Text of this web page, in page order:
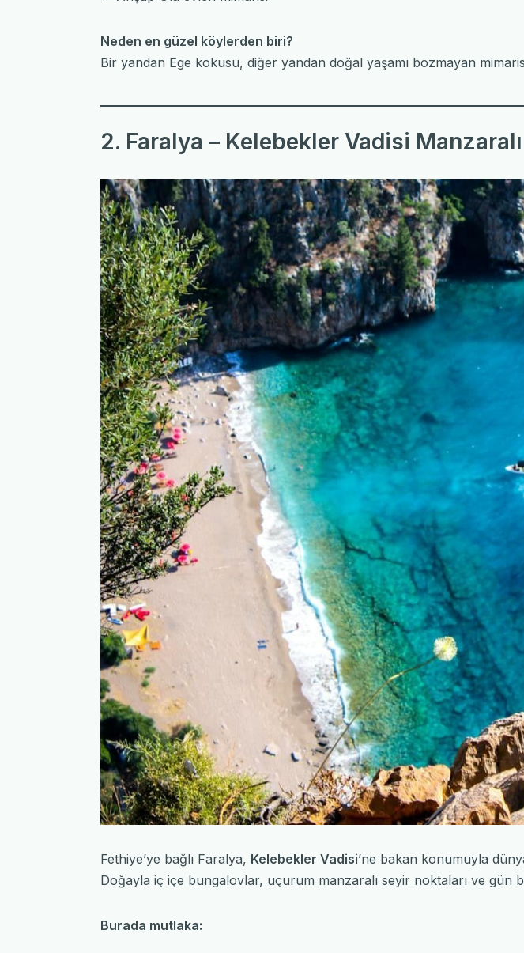
Neden en güzel köylerden biri?
Bir yandan Ege kokusu, diğer yandan doğal yaşamı bozmayan
2. Faralya – Kelebekler Vadisi
Fethiye’ye bağlı Faralya, Kelebekler Vadisi’ne bakan konumuyla
Doğayla iç içe bungalovlar, uçurum manzaralı seyir noktaları ve gün
Burada mutlaka: